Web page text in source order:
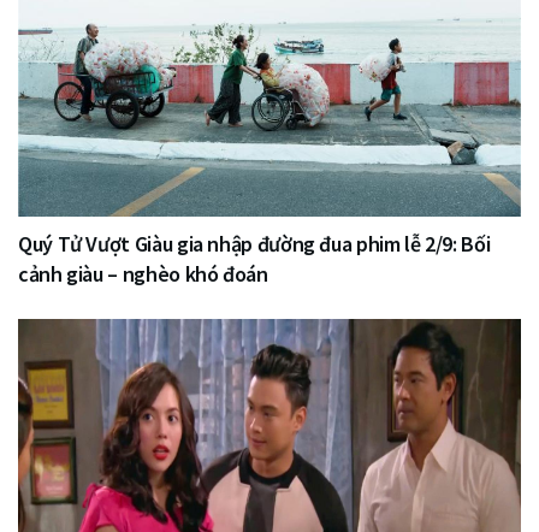
Quý Tử Vượt Giàu gia nhập đường đua phim lễ 2/9: Bối
cảnh giàu – nghèo khó đoán